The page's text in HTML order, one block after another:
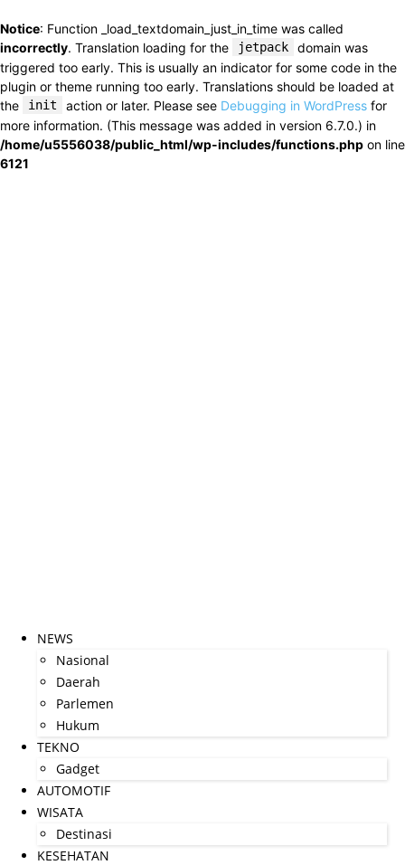
Notice: Function _load_textdomain_just_in_time was called
incorrectly. Translation loading for the jetpack
domain was
triggered too early. This is usually an indicator for some code in the
plugin or theme running too early. Translations should be loaded at
the
init action or later. Please see Debugging in WordPress for
more information. (This message was added in version 6.7.0.) in
/home/u5556038/public_html/wp-includes/functions.php on line
6121
NEWS
Nasional
Daerah
Parlemen
Hukum
TEKNO
Gadget
AUTOMOTIF
WISATA
Destinasi
KESEHATAN